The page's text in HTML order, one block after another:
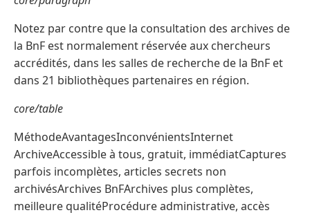
Notez par contre que la consultation des archives de
la BnF est normalement réservée aux chercheurs
accrédités, dans les salles de recherche de la BnF et
dans 21 bibliothèques partenaires en région.
core/table
MéthodeAvantagesInconvénientsInternet
ArchiveAccessible à tous, gratuit, immédiatCaptures
parfois incomplètes, articles secrets non
archivésArchives BnFArchives plus complètes,
meilleure qualitéProcédure administrative, accès